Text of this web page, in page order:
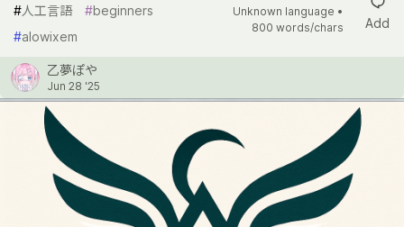
#人工言語 #beginners
#alowixem
Unknown language •
800 words/chars
Add
乙夢ぽや
Jun 28 '25